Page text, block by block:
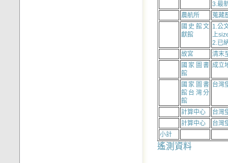
3.最
農航所
蒐藏
國史館文
獻館
1.公
上
2.已
故宮
清末
國家圖書
館
成立
國家圖書
館台灣分
館
台灣
計算中心
台灣
計算中心
台灣
小計
遙測資料